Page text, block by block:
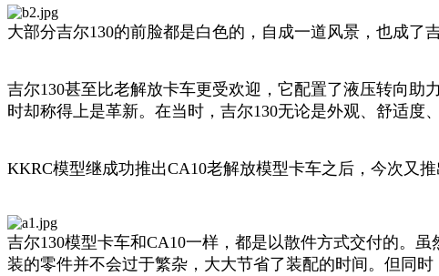
大部分吉尔130的前脸都是白色的，自成一道风景，也成了
吉尔130甚至比老解放卡车更受欢迎，它配置了液压转向
时却称得上是革新。在当时，吉尔130无论是外观、舒适度
KKRC模型继成功推出CA10老解放模型卡车之后，今次又
吉尔130模型卡车和CA10一样，都是以散件方式交付的。
装的零件并不会过于繁杂，大大节省了装配的时间。但同时